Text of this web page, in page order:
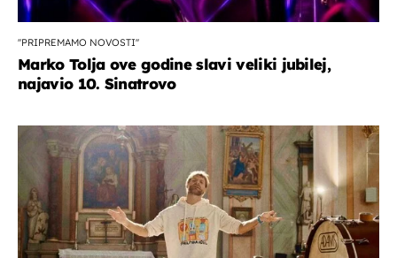
''PRIPREMAMO NOVOSTI''
Marko Tolja ove godine slavi veliki jubilej,
najavio 10. Sinatrovo